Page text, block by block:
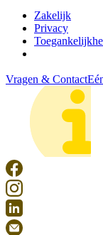
Zakelijk
Privacy
Vragen & Contact